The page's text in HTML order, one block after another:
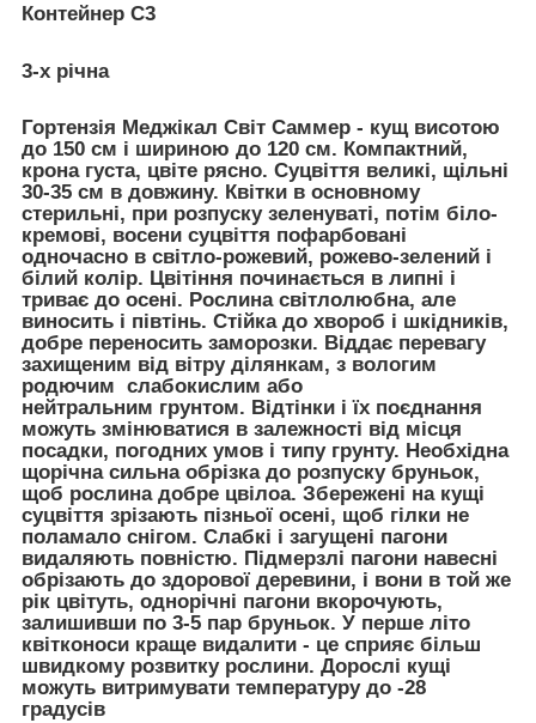
Контейнер С3
3-х річна
Гортензія Меджікал Світ Саммер - кущ висотою
до 150 см і шириною до 120 см. Компактний,
крона густа, цвіте рясно. Суцвіття великі, щільні
30-35 см в довжину. Квітки в основному
стерильні, при розпуску зеленуваті, потім біло-
кремові, восени суцвіття пофарбовані
одночасно в світло-рожевий, рожево-зелений і
білий колір. Цвітіння починається в липні і
триває до осені. Рослина світлолюбна, але
виносить і півтінь. Стійка до хвороб і шкідників,
добре переносить заморозки. Віддає перевагу
захищеним від вітру ділянкам, з вологим
родючим слабокислим або
нейтральним грунтом. Відтінки і їх поєднання
можуть змінюватися в залежності від місця
посадки, погодних умов і типу грунту. Необхідна
щорічна сильна обрізка до розпуску бруньок,
щоб рослина добре цвілоа. Збережені на кущі
суцвіття зрізають пізньої осені, щоб гілки не
поламало снігом. Слабкі і загущені пагони
видаляють повністю. Підмерзлі пагони навесні
обрізають до здорової деревини, і вони в той же
рік цвітуть, однорічні пагони вкорочують,
залишивши по 3-5 пар бруньок. У перше літо
квітконоси краще видалити - це сприяє більш
швидкому розвитку рослини. Дорослі кущі
можуть витримувати температуру до -28
градусів